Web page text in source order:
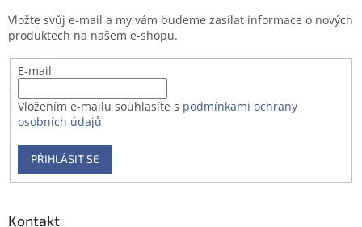
Vložte svůj e-mail a my vám budeme zasílat informace o nových
produktech na našem e-shopu.
E-mail
Vložením e-mailu souhlasíte s podmínkami ochrany
osobních údajů
PŘIHLÁSIT SE
Kontakt